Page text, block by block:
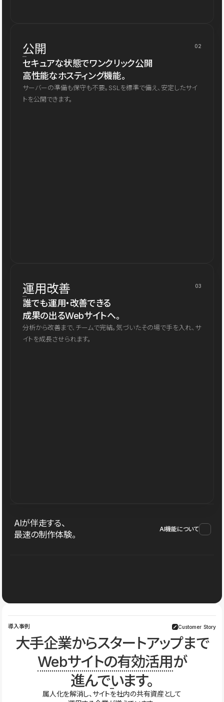
公開 02
セキュアな状態でワンクリック公開
高性能なホスティング機能。
サーバーの準備も保守も不要。SSLを標準で備え、安定したサイ
トを公開できます。
運用改善 03
誰でも運用・改善できる
成果の出るWebサイトへ。
分析から改善まで、チームで完結。気づいたその場で手を入れ、サ
イトを成長させられます。
AIが伴走する、
最速の制作体験。
AI機能について
導入事例 Customer Story
大手企業からスタートアップまで
Webサイトの有効活用が
進んでいます。
属人化を解消し、サイトを社内の共有資産として